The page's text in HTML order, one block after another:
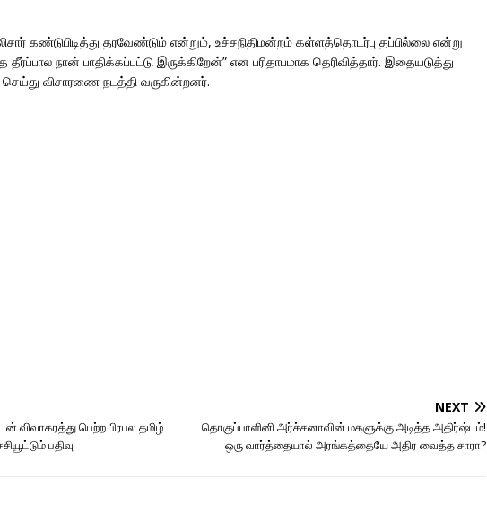
கண்டுபிடித்து தரவேண்டும் என்றும், உச்சநிதிமன்றம் கள்ளத்தொடர்பு தப்பில்லை என்று
தீர்ப்பால நான் பாதிக்கப்பட்டு இருக்கிறேன்” என பரிதாபமாக தெரிவித்தார். இதையடுத்து
செய்து விசாரணை நடத்தி வருகின்றனர்.
விவாகரத்து பெற்ற பிரபல தமிழ்
பதிவு
NEXT
தொகுப்பாளினி அர்ச்சனாவின் மகளுக்கு அடித்த அதிர்ஷ்டம்!
ஒரு வார்த்தையால் அரங்கத்தையே அதிர வைத்த சாரா?